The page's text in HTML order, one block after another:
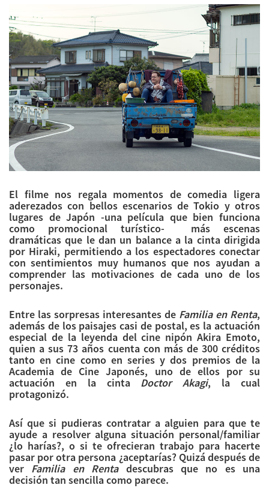
El filme nos regala momentos de comedia ligera
aderezados con bellos escenarios de Tokio y otros
lugares de Japón -una película que bien funciona
como promocional turístico- más escenas
dramáticas que le dan un balance a la cinta dirigida
por Hiraki, permitiendo a los espectadores conectar
con sentimientos muy humanos que nos ayudan a
comprender las motivaciones de cada uno de los
personajes.
Entre las sorpresas interesantes de Familia en Renta,
además de los paisajes casi de postal, es la actuación
especial de la leyenda del cine nipón Akira Emoto,
quien a sus 73 años cuenta con más de 300 créditos
tanto en cine como en series y dos premios de la
Academia de Cine Japonés, uno de ellos por su
actuación en la cinta Doctor Akagi, la cual
protagonizó.
Así que si pudieras contratar a alguien para que te
ayude a resolver alguna situación personal/familiar
¿lo harías?, o si te ofrecieran trabajo para hacerte
pasar por otra persona ¿aceptarías? Quizá después de
ver Familia en Rentadescubras que no es una
decisión tan sencilla como parece.